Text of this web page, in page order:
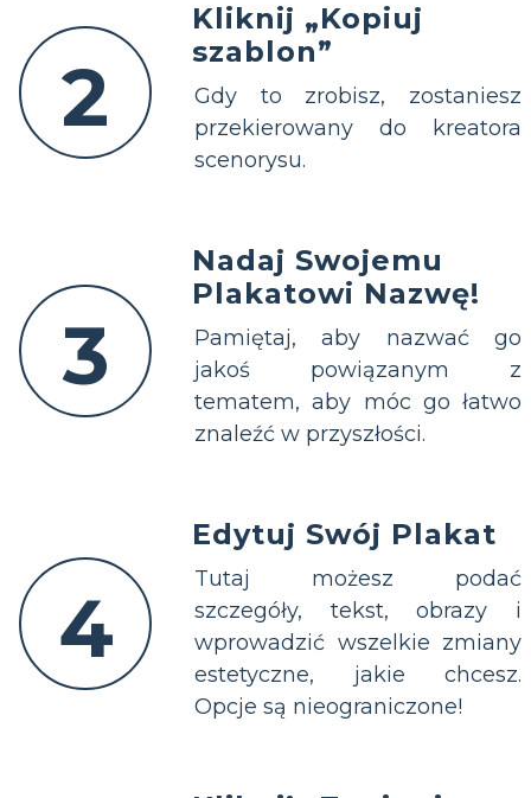
2
Kliknij „Kopiuj
szablon”
Gdy to zrobisz, zostaniesz
przekierowany do kreatora
scenorysu.
3
Nadaj Swojemu
Plakatowi Nazwę!
Pamiętaj, aby nazwać go
jakoś powiązanym z
tematem, aby móc go łatwo
znaleźć w przyszłości.
4
Edytuj Swój Plakat
Tutaj możesz podać
szczegóły, tekst, obrazy i
wprowadzić wszelkie zmiany
estetyczne, jakie chcesz.
Opcje są nieograniczone!